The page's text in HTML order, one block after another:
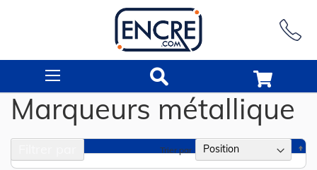
Marqueurs métallique
Trier par